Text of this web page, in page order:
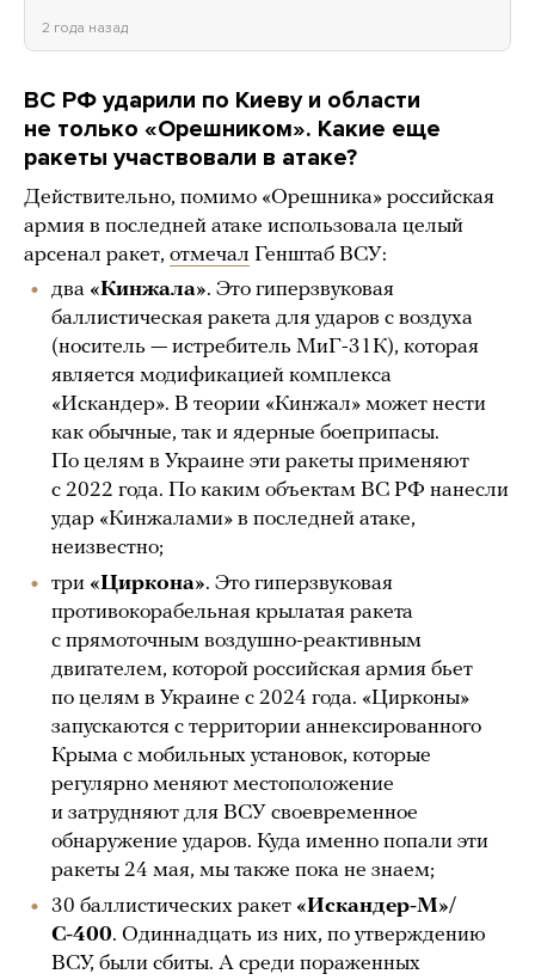
2 года назад
ВС РФ ударили по Киеву и области
не только «Орешником». Какие еще
ракеты участвовали в атаке?
Действительно, помимо «Орешника» российская
армия в последней атаке использовала целый
арсенал ракет, отмечал Генштаб ВСУ:
два «Кинжала». Это гиперзвуковая
баллистическая ракета для ударов с воздуха
(носитель — истребитель МиГ-31К), которая
является модификацией комплекса
«Искандер». В теории «Кинжал» может нести
как обычные, так и ядерные боеприпасы.
По целям в Украине эти ракеты применяют
с 2022 года. По каким объектам ВС РФ нанесли
удар «Кинжалами» в последней атаке,
неизвестно;
три «Циркона». Это гиперзвуковая
противокорабельная крылатая ракета
с прямоточным воздушно-реактивным
двигателем, которой российская армия бьет
по целям в Украине с 2024 года. «Цирконы»
запускаются с территории аннексированного
Крыма с мобильных установок, которые
регулярно меняют местоположение
и затрудняют для ВСУ своевременное
обнаружение ударов. Куда именно попали эти
ракеты 24 мая, мы также пока не знаем;
30 баллистических ракет «Иcкандер-М»/
С-400. Одиннадцать из них, по утверждению
ВСУ, были сбиты. А среди пораженных